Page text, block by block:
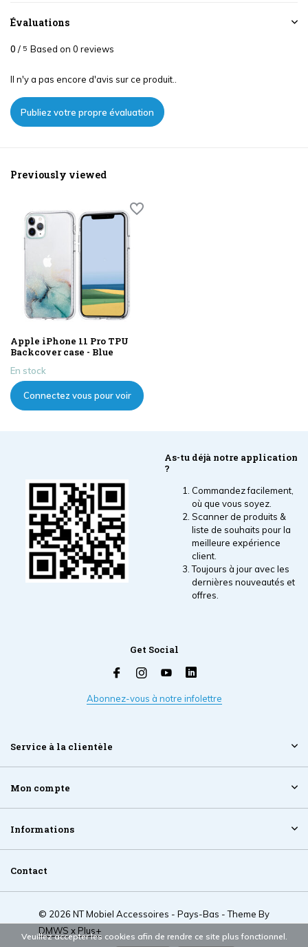
Évaluations
0 / 5 Based on 0 reviews
Il n'y a pas encore d'avis sur ce produit..
Publiez votre propre évaluation
Previously viewed
Apple iPhone 11 Pro TPU
Backcover case - Blue
En stock
Connectez vous pour voir
As-tu déjà notre application
?
Commandez facilement,
où que vous soyez.
Scanner de produits &
liste de souhaits pour la
meilleure expérience
client.
Toujours à jour avec les
dernières nouveautés et
offres.
Get Social
Abonnez-vous à notre infolettre
Service à la clientèle
Mon compte
Informations
Contact
© 2026 NT Mobiel Accessoires - Pays-Bas - Theme By
DMWS x Plus+
Veuillez accepter les cookies afin de rendre ce site plus fonctionnel.